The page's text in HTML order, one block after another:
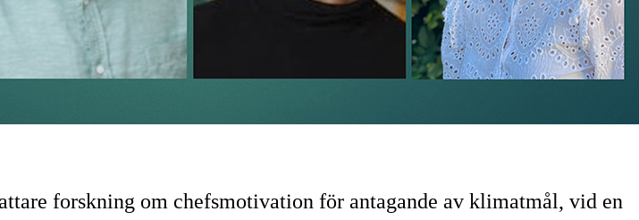
forskning om chefsmotivation för antagande av klimatmål, vid en